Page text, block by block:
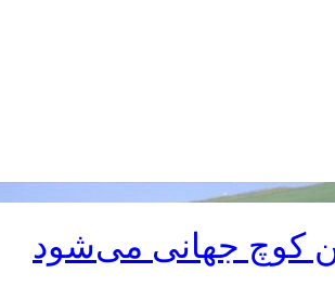
کوچ جهانی می‌شود